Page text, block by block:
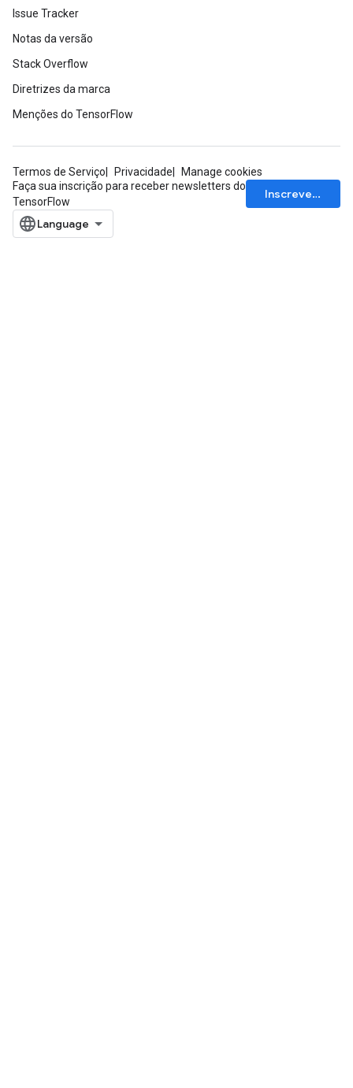
Issue Tracker
Notas da versão
Stack Overflow
Diretrizes da marca
Menções do TensorFlow
Termos de Serviço Privacidade
Manage cookies
Faça sua inscrição para receber newsletters do
TensorFlow
Inscrever-se